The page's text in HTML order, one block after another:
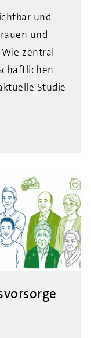
und
und
zentral
Studie